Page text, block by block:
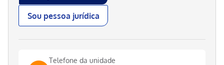
Sou pessoa jurídica
Telefone da unidade